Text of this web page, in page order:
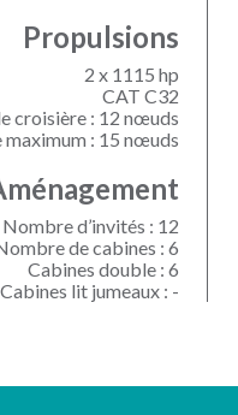
Propulsions
2 x 1115 hp
CAT C32
croisière : 12 nœuds
maximum : 15 nœuds
Nombre d’invités : 12
de cabines : 6
Cabines double : 6
Cabines lit jumeaux : -